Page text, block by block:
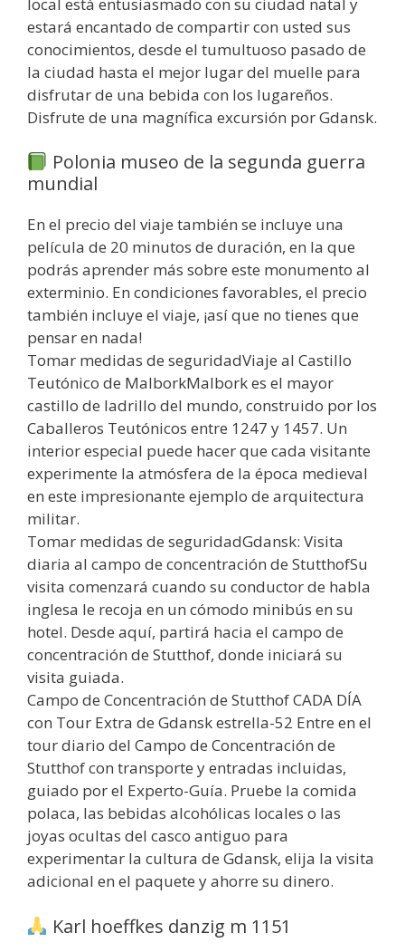
estará encantado de compartir con usted sus
conocimientos, desde el tumultuoso pasado de
la ciudad hasta el mejor lugar del muelle para
disfrutar de una bebida con los lugareños.
Disfrute de una magnífica excursión por Gdansk.
Polonia museo de la segunda guerra
mundial
En el precio del viaje también se incluye una
película de 20 minutos de duración, en la que
podrás aprender más sobre este monumento al
exterminio. En condiciones favorables, el precio
también incluye el viaje, ¡así que no tienes que
pensar en nada!
Tomar medidas de seguridadViaje al Castillo
Teutónico de MalborkMalbork es el mayor
castillo de ladrillo del mundo, construido por los
Caballeros Teutónicos entre 1247 y 1457. Un
interior especial puede hacer que cada visitante
experimente la atmósfera de la época medieval
en este impresionante ejemplo de arquitectura
militar.
Tomar medidas de seguridadGdansk: Visita
diaria al campo de concentración de StutthofSu
visita comenzará cuando su conductor de habla
inglesa le recoja en un cómodo minibús en su
hotel. Desde aquí, partirá hacia el campo de
concentración de Stutthof, donde iniciará su
visita guiada.
Campo de Concentración de Stutthof CADA DÍA
con Tour Extra de Gdansk estrella-52 Entre en el
tour diario del Campo de Concentración de
Stutthof con transporte y entradas incluidas,
guiado por el Experto-Guía. Pruebe la comida
polaca, las bebidas alcohólicas locales o las
joyas ocultas del casco antiguo para
experimentar la cultura de Gdansk, elija la visita
adicional en el paquete y ahorre su dinero.
Karl hoeffkes danzig m 1151